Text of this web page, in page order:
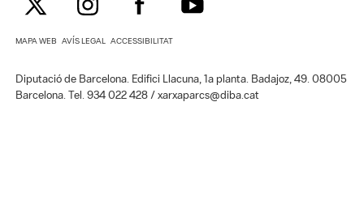
MAPA WEB AVÍS LEGAL ACCESSIBILITAT
Diputació de Barcelona. Edifici Llacuna, 1a planta. Badajoz, 49. 08005
Barcelona. Tel. 934 022 428 / xarxaparcs@diba.cat